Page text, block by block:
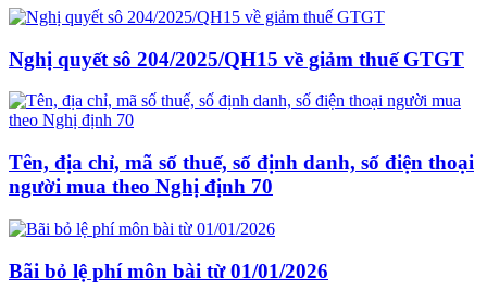
Nghị quyết sô 204/2025/QH15 về giảm thuế GTGT
Tên, địa chỉ, mã số thuế, số định danh, số điện thoại
người mua theo Nghị định 70
Bãi bỏ lệ phí môn bài từ 01/01/2026